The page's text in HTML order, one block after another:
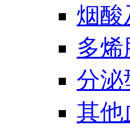
烟酸
多
分泌
其他